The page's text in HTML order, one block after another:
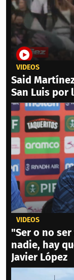
VIDEOS
Said
San Luis por
VIDEOS
"Ser o no
nadie, hay
Javier López